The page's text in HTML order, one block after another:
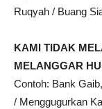
Ruqyah / Buang
KAMI TIDAK
MELANGGAR
Contoh: Bank
/ Menggugurkan